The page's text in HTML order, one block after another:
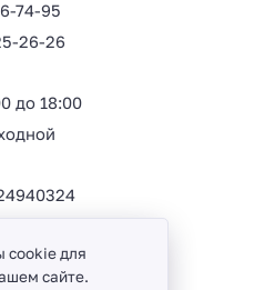
74-95
26-26
до 18:00
cookie для
сайте.